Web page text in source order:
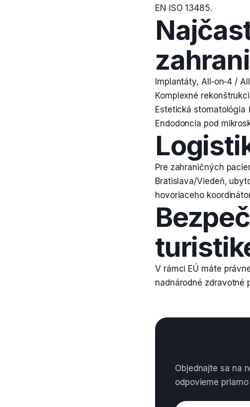
EN ISO 13485.
Implantáty, All‑on‑4 /
Komplexné
Estetická stomatológia
Endodoncia pod
Pre zahraničných
Bratislava/Viedeň,
hovoriaceho
V rámci EÚ máte
nadnárodné zdravotné
Objednajte sa na
odpovieme